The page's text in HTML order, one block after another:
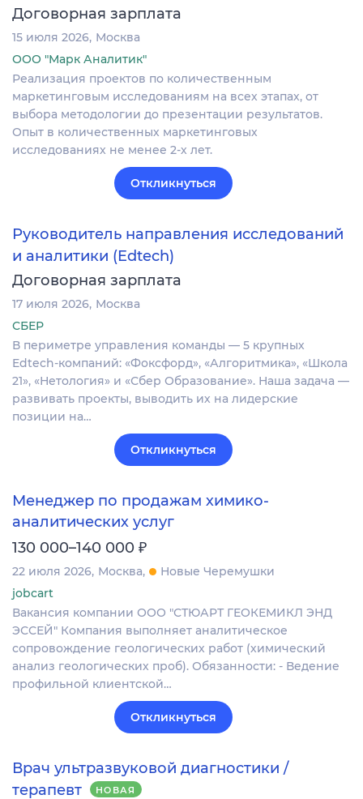
Договорная зарплата
15 июля 2026 Москва
ООО "Марк Аналитик"
Реализация проектов по количественным
маркетинговым исследованиям на всех этапах, от
выбора методологии до презентации результатов.
Опыт в количественных маркетинговых
исследованиях не менее 2-х лет.
Откликнуться
Руководитель направления исследований
и аналитики (Edtech)
Договорная зарплата
17 июля 2026 Москва
СБЕР
В периметре управления команды — 5 крупных
Edtech-компаний: «Фоксфорд», «Алгоритмика», «Школа
21», «Нетология» и «Сбер Образование». Наша задача —
развивать проекты, выводить их на лидерские
позиции на…
Откликнуться
Менеджер по продажам химико-
аналитических услуг
130 000–140 000 ₽
22 июля 2026 Москва
Новые Черемушки
jobcart
Вакансия компании ООО "СТЮАРТ ГЕОКЕМИКЛ ЭНД
ЭССЕЙ" Компания выполняет аналитическое
сопровождение геологических работ (химический
анализ геологических проб). Обязанности: - Ведение
профильной клиентской…
Откликнуться
Врач ультразвуковой диагностики /
терапевт
НОВАЯ